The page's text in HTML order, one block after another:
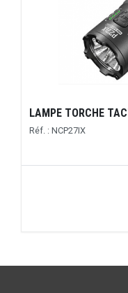
LAMPE TORCHE
Réf. : NCP27IX